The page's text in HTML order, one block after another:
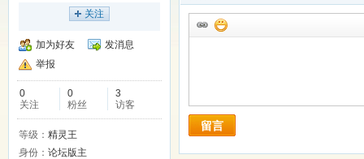
关注
加为好友
发消息
举报
0
关注
0
粉丝
3
访客
等级： 精灵王
身份： 论坛版主
留言